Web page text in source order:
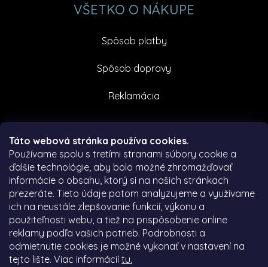
Táto webová stránka používa cookies.
Používame spolu s tretími stranami súbory cookie a
ďalšie technológie, aby bolo možné zhromažďovať
informácie o obsahu, ktorý si na našich stránkach
prezeráte. Tieto údaje potom analyzujeme a využívame
ich na neustále zlepšovanie funkcií, výkonu a
použiteľnosti webu, a tiež na prispôsobenie online
reklamy podľa vašich potrieb. Podrobnosti a
odmietnutie cookies je možné vykonať v nastavení na
tejto lište. Viac informácií tu.
VŠETKO O NÁKUPE
Spôsob platby
Spôsob dopravy
Reklamácia